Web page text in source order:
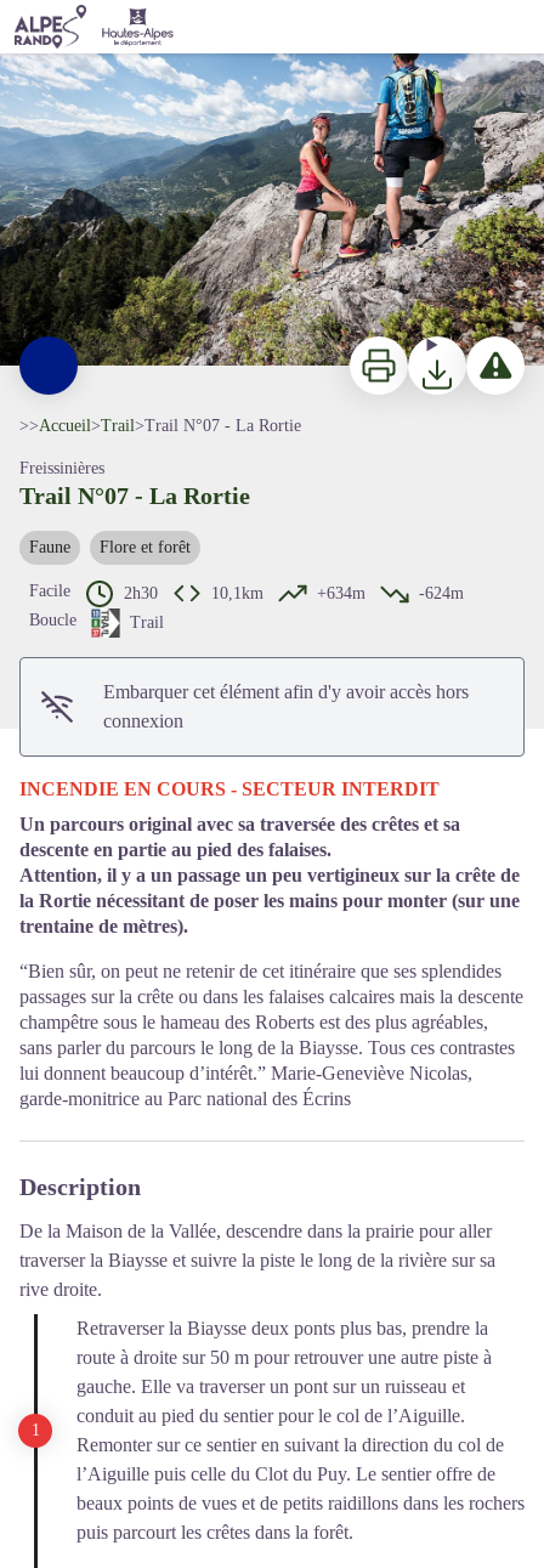
Trail N°07 - La Rortie
Trail Rortie Bleue - Ayesta - Parc national des Écrins
ImprimerTéléchargerSignaler
>>Accueil>Trail>Trail N°07 - La Rortie
Freissinières
Trail N°07 - La Rortie
Faune Flore et forêt
Facile 2h30 10,1km +634m
-624m
Boucle
Trail
Embarquer cet élément afin d'y avoir accès hors
connexion
INCENDIE EN COURS - SECTEUR INTERDIT
Un parcours original avec sa traversée des crêtes et sa
descente en partie au pied des falaises.
Attention, il y a un passage un peu vertigineux sur la crête de
la Rortie nécessitant de poser les mains pour monter (sur une
trentaine de mètres).
“Bien sûr, on peut ne retenir de cet itinéraire que ses splendides
passages sur la crête ou dans les falaises calcaires mais la descente
champêtre sous le hameau des Roberts est des plus agréables,
sans parler du parcours le long de la Biaysse. Tous ces contrastes
lui donnent beaucoup d’intérêt.” Marie-Geneviève Nicolas,
garde-monitrice au Parc national des Écrins
Description
De la Maison de la Vallée, descendre dans la prairie pour aller
traverser la Biaysse et suivre la piste le long de la rivière sur sa
rive droite.
Retraverser la Biaysse deux ponts plus bas, prendre la
route à droite sur 50 m pour retrouver une autre piste à
gauche. Elle va traverser un pont sur un ruisseau et
conduit au pied du sentier pour le col de l’Aiguille.
Remonter sur ce sentier en suivant la direction du col de
l’Aiguille puis celle du Clot du Puy. Le sentier offre de
beaux points de vues et de petits raidillons dans les rochers
puis parcourt les crêtes dans la forêt.